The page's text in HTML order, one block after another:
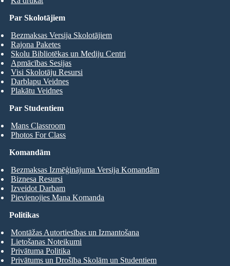
Par Studentiem
Mans Classroom
Photos For Class
Par Skolotājiem
Bezmaksas Versija Skolotājiem
Rajona Paketes
Skolu Bibliotēkas un Mediju Centri
Apmācības Sesijas
Visi Skolotāju Resursi
Darblapu Veidnes
Plakātu Veidnes
Komandām
Bezmaksas Izmēģinājuma Versija Komandām
Biznesa Resursi
Izveidot Darbam
Pievienojies Mana Komanda
Politikas
Montāžas Autortiesības un Izmantošana
Lietošanas Noteikumi
Privātuma Politika
Privātums un Drošība Skolām un Studentiem